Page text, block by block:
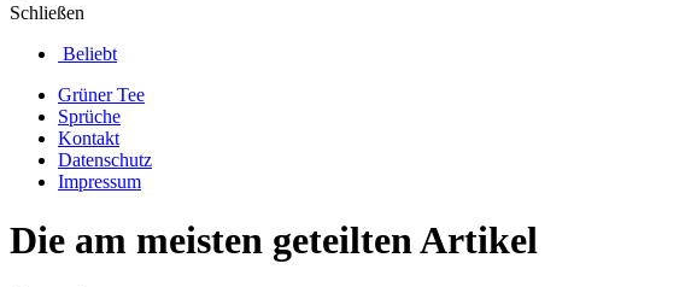
Schließen
Beliebt
Grüner Tee
Sprüche
Kontakt
Datenschutz
Impressum
Die am meisten geteilten Artikel